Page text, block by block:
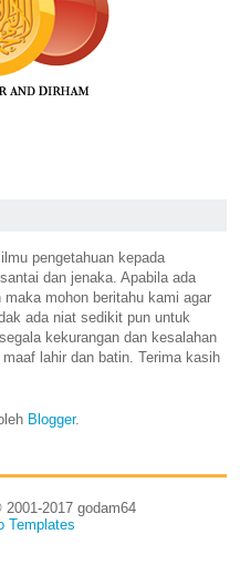
pengetahuan kepada
dan jenaka. Apabila ada
mohon beritahu kami agar
ada niat sedikit pun untuk
kekurangan dan kesalahan
lahir dan batin. Terima kasih
Blogger.
2017 godam64
Templates